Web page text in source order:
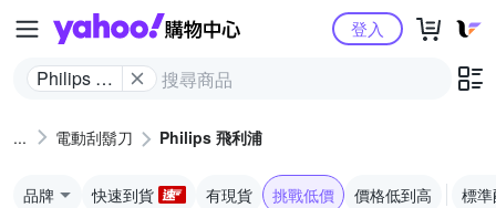
Yahoo購物中心
Philips 飛
登入
電動刮鬍刀 Philips 飛利浦
品牌 快速到貨 有現貨 挑戰低價 價格低到高 標